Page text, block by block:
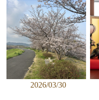
2026/03/30